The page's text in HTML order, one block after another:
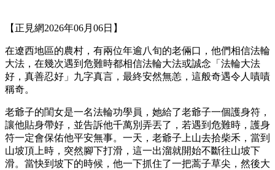
【正見網2026年06月06日】
在遼西地區的農村，有兩位年逾八旬的老倆口，他們相信法輪
大法，在幾次遇到危難時都相信法輪大法或誠念「法輪大法
好，真善忍好」九字真言，最終安然無恙，這般奇遇令人嘖嘖
稱奇。
老爺子的閨女是一名法輪功學員，她給了老爺子一個護身符，
讓他貼身帶好，並告訴他千萬別弄丟了，若遇到危難時，護身
符一定會保佑他平安無事。一天，老爺子上山去拾柴禾，當到
山坡頂上時，突然腳下打滑，這一出溜就開始不斷往山坡下
滑。當快到坡下的時候，他一下抓住了一把蒿子草尖，然後大